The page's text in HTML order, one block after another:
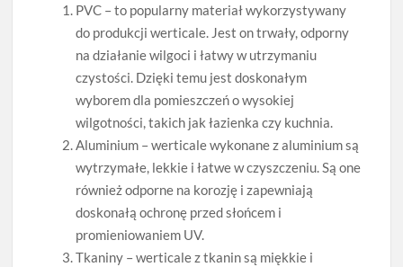
PVC – to popularny materiał wykorzystywany
do produkcji werticale. Jest on trwały, odporny
na działanie wilgoci i łatwy w utrzymaniu
czystości. Dzięki temu jest doskonałym
wyborem dla pomieszczeń o wysokiej
wilgotności, takich jak łazienka czy kuchnia.
Aluminium – werticale wykonane z aluminium są
wytrzymałe, lekkie i łatwe w czyszczeniu. Są one
również odporne na korozję i zapewniają
doskonałą ochronę przed słońcem i
promieniowaniem UV.
Tkaniny – werticale z tkanin są miękkie i